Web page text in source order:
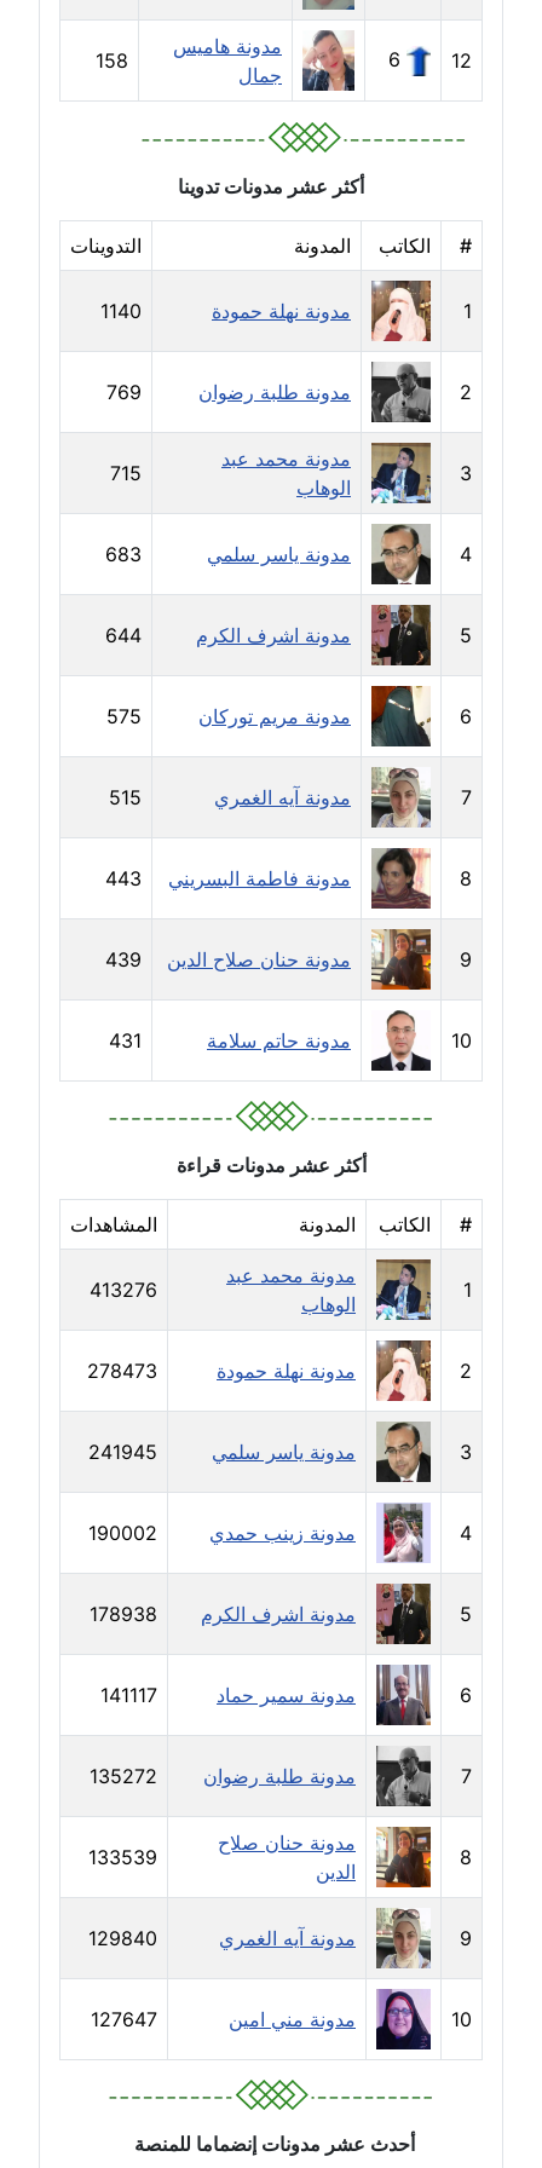
مدونة جلال الخطيب
عاملة
مدونة جهاد عبد الحميد
مدونة جهاد غازي
عاملة
مدونة جواد الحربي
عاملة
مدونة جيهان عفيفي
عاملة
مدونة جيهان عوض
عاملة
مدونة حاتم سلامة
عاملة
مدونة حجازي يونس
عاملة
مدونة حسن رجب
مدونة حسن غريب
معلق
مدونة حسن محي الدين
متوفي
مدونة حسين العلي
عاملة
مدونة حسين درمشاكي
مدونة حلا عادل
عاملة
مدونة حنان الهواري
عاملة
مدونة حنان صلاح الدين
عاملة
مدونة حنان طنطاوي
عاملة
مدونة حنين الفلسطينية
متوفي
مدونة خالد الخطيب
عاملة
مدونة خالد العامري
معلق
مدونة خالد دومه
عاملة
مدونة خالد صالح
عاملة
مدونة خالد عويس
عاملة
مدونة خالد منير
12
6
مدونة هاميس
جمال
158
أكثر عشر مدونات تدوينا
# الكاتب المدونة التدوينات
1 مدونة نهلة حمودة 1140
2 مدونة طلبة رضوان 769
3
مدونة محمد عبد
الوهاب
715
4 مدونة ياسر سلمي 683
5 مدونة اشرف الكرم 644
6 مدونة مريم توركان 575
7 مدونة آيه الغمري 515
8 مدونة فاطمة البسريني 443
9 مدونة حنان صلاح الدين 439
10 مدونة حاتم سلامة 431
أكثر عشر مدونات قراءة
# الكاتب المدونة المشاهدات
1
مدونة محمد عبد
الوهاب
413276
2 مدونة نهلة حمودة 278473
3 مدونة ياسر سلمي 241945
4 مدونة زينب حمدي 190002
5 مدونة اشرف الكرم 178938
6 مدونة سمير حماد 141117
7 مدونة طلبة رضوان 135272
8
مدونة حنان صلاح
الدين
133539
9 مدونة آيه الغمري 129840
10 مدونة مني امين 127647
أحدث عشر مدونات إنضماما للمنصة